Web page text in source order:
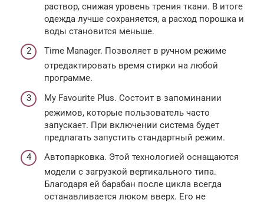
раствор, снижая уровень трения ткани. В итоге
одежда лучше сохраняется, а расход порошка и
воды становится меньше.
Time Manager. Позволяет в ручном режиме
отредактировать время стирки на любой
программе.
My Favourite Plus. Состоит в запоминании
режимов, которые пользователь часто
запускает. При включении система будет
предлагать запустить стандартный режим.
Автопарковка. Этой технологией оснащаются
модели с загрузкой вертикального типа.
Благодаря ей барабан после цикла всегда
останавливается люком вверх. Его не